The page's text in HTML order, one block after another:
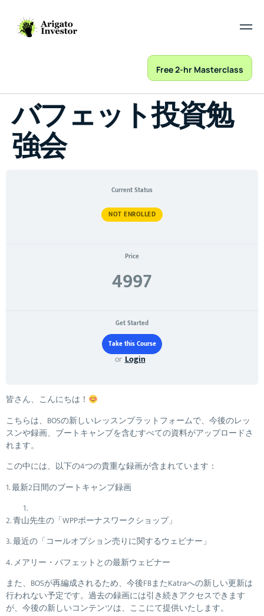
Free 2-hr Masterclass
バフェット投資勉
強会
Current Status
NOT ENROLLED
Price
4997
Get Started
or Login
皆さん、こんにちは！
こちらは、BOSの新しいレッスンプラットフォームで、今後のレッ
スンや録画、ブートキャンプを含むすべての資料がアップロードさ
れます。
この中には、以下の4つの貴重な録画が含まれています：
1. 最新2日間のブートキャンプ録画
2. 青山先生の「WPPボーナスワークショップ」
3. 最近の「コールオプション売りに関するウェビナー」
4. メアリー・バフェットとの最新ウェビナー
また、BOSが再編成されるため、今後FBまたKatraへの新しい更新は
行われない予定です。過去の録画には引き続きアクセスできます
が、今後の新しいコンテンツは、ここにて提供いたします。